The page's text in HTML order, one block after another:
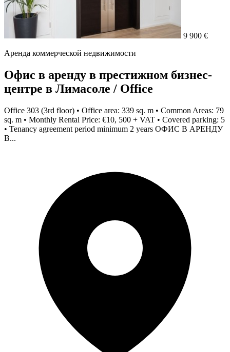
9 900 €
Аренда коммерческой недвижимости
Офис в аренду в престижном бизнес-
центре в Лимасоле / Office
Office 303 (3rd floor) • Office area: 339 sq. m • Common Areas: 79
sq. m • Monthly Rental Price: €10, 500 + VAT • Covered parking: 5
• Tenancy agreement period minimum 2 years ОФИС В АРЕНДУ
В...